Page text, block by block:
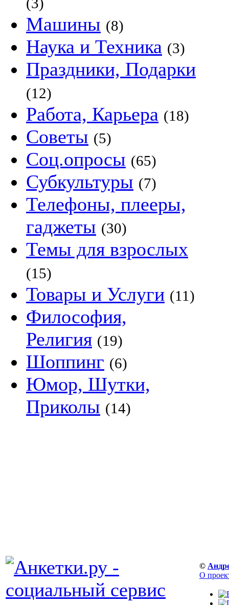
Машины (8)
Наука и Техника (3)
Праздники, Подарки
(12)
Работа, Карьера (18)
Советы (5)
Соц.опросы (65)
Субкультуры (7)
Телефоны, плееры,
гаджеты (30)
Темы для взрослых
(15)
Товары и Услуги (11)
Философия,
Религия (19)
Шоппинг (6)
Юмор, Шутки,
Приколы (14)
©
О